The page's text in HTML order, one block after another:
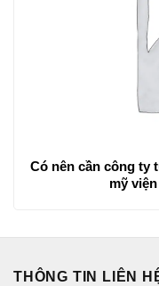
Có nên cần công ty
mỹ
THÔNG TIN LIÊN